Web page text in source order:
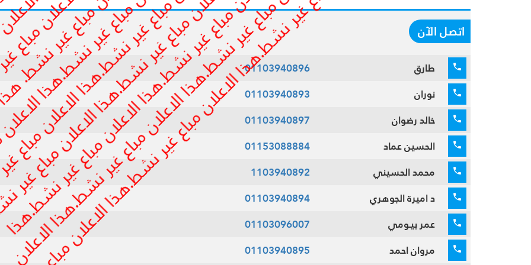
اتصل الآن
طارق
01103940896
نوران
01103940893
خالد رضوان
01103940897
الحسين عماد
01153088884
محمد الحسيني
1103940892
د اميرة الجوهري
01103940894
عمر بيـومي
01103096007
مروان احمد
01103940895